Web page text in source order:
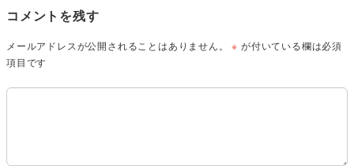
コメントを残す
メールアドレスが公開されることはありません。 ※ が付いている欄は必須
項目です